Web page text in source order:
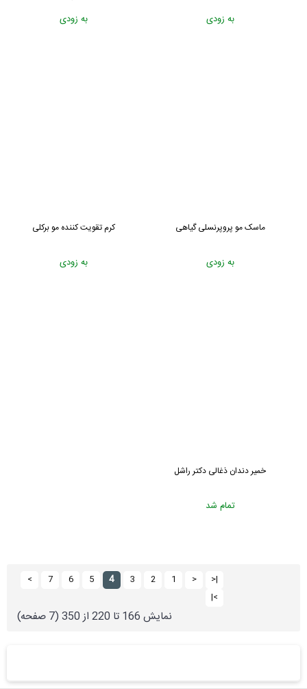
به زودی به زودی
ماسک مو پروپرنسلی گیاهی
به زودی
کرم تقویت کننده مو برکلی
به زودی
خمیر دندان ذغالی دکتر راشل
تمام شد
|<
<
1
2
3
4
5
6
7
>
>|
نمايش 166 تا 220 از 350 (7 صفحه)